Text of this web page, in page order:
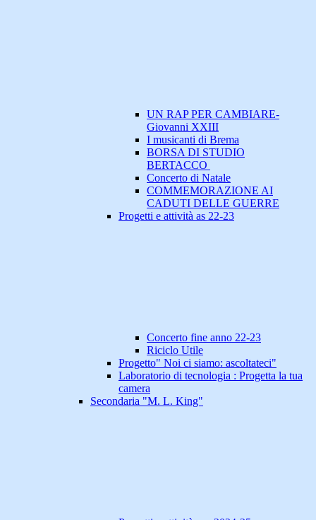
UN RAP PER CAMBIARE-
Giovanni XXIII
I musicanti di Brema
BORSA DI STUDIO
BERTACCO
Concerto di Natale
COMMEMORAZIONE AI
CADUTI DELLE GUERRE
Progetti e attività as 22-23
Concerto fine anno 22-23
Riciclo Utile
Progetto" Noi ci siamo: ascoltateci"
Laboratorio di tecnologia : Progetta la tua
camera
Secondaria "M. L. King"